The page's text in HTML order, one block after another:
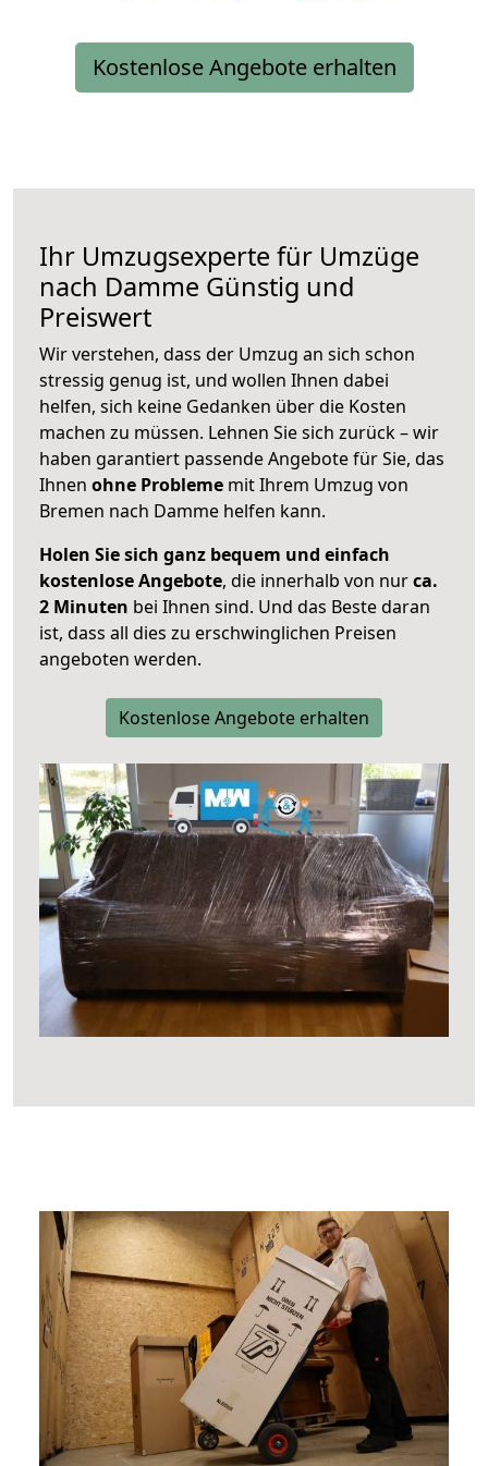
Kostenlose Angebote erhalten
Ihr Umzugsexperte für Umzüge
nach Damme Günstig und
Preiswert
Wir verstehen, dass der Umzug an sich schon
stressig genug ist, und wollen Ihnen dabei
helfen, sich keine Gedanken über die Kosten
machen zu müssen. Lehnen Sie sich zurück – wir
haben garantiert passende Angebote für Sie, das
Ihnen ohne Probleme mit Ihrem Umzug von
Bremen nach Damme helfen kann.
Holen Sie sich ganz bequem und einfach
kostenlose Angebote, die innerhalb von nurca.
2 Minuten bei Ihnen sind. Und das Beste daran
ist, dass all dies zu erschwinglichen Preisen
angeboten werden.
Kostenlose Angebote erhalten